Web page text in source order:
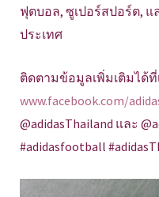
ฟุตบอล, ซูเปอร์สปอร์ต,
ประเทศ
ติดตามข้อมูลเพิ่มเติมได้
www.facebook.com/
@adidasThailand และ
#adidasfootball